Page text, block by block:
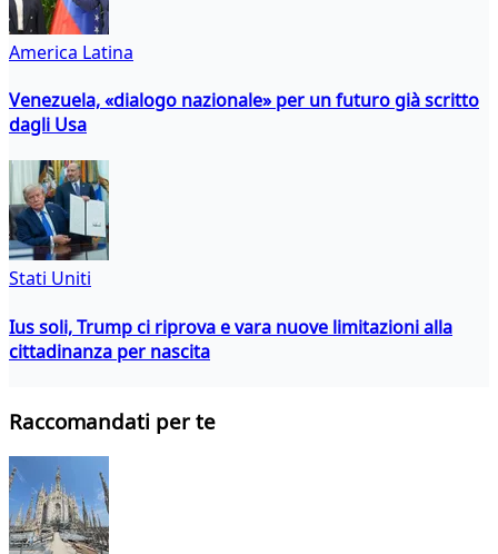
America Latina
Venezuela, «dialogo nazionale» per un futuro già scritto
dagli Usa
Stati Uniti
Ius soli, Trump ci riprova e vara nuove limitazioni alla
cittadinanza per nascita
Raccomandati per te